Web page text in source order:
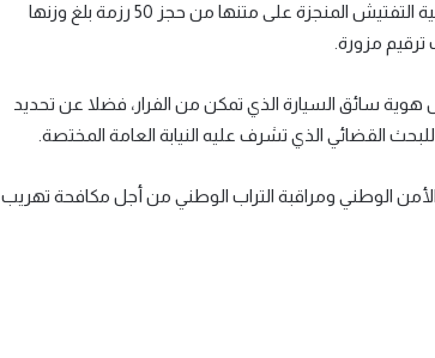
نفعية يشتبه في كونها كانت تنقل شحنة من المخدرات، حيث مكنت عملية التفتيش المنجزة على متنها من حجز 50 رزمة بلغ وزنها
هوية سائق السيارة الذي تمكن من الفرار، فضلا عن تحديد
القضائي الذي تشرف عليه النيابة العامة المختصة.
الوطني ومراقبة التراب الوطني من أجل مكافحة تهريب